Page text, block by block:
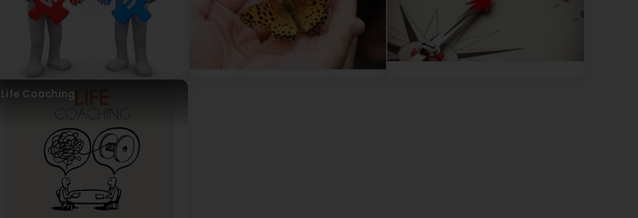
Google) I found the three hours to be constructive. They helped us express our emotions and points of view.
Nancy is a kind person and a good active listener.
Avec plaisir Nilton et merci beaucoup :))
Life Coaching